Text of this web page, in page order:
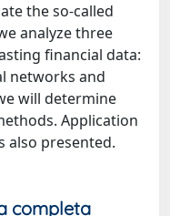
the so-called
analyze three
financial data:
networks and
will determine
Application
also presented.
completa